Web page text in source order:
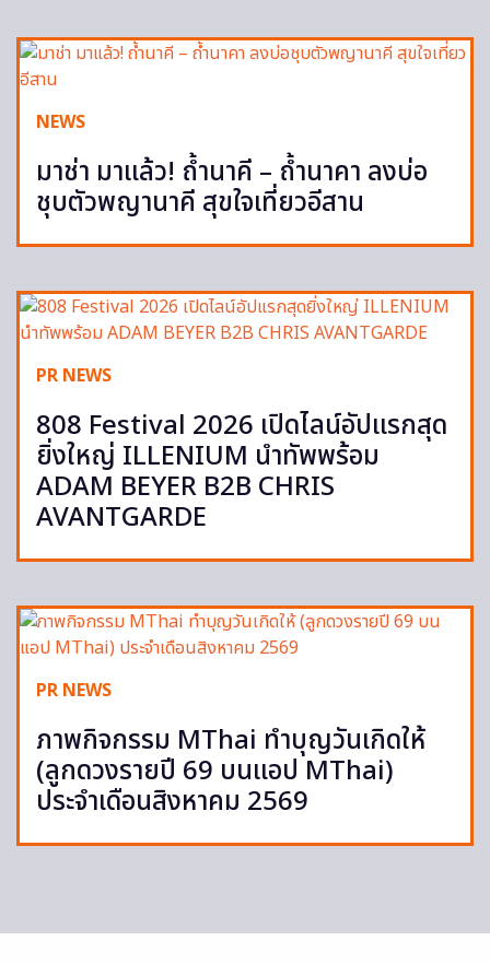
NEWS
มาช่า มาแล้ว! ถ้ำนาคี – ถ้ำนาคา ลงบ่อ
ชุบตัวพญานาคี สุขใจเที่ยวอีสาน
PR NEWS
808 Festival 2026 เปิดไลน์อัปแรกสุด
ยิ่งใหญ่ ILLENIUM นำทัพพร้อม
ADAM BEYER B2B CHRIS
AVANTGARDE
PR NEWS
ภาพกิจกรรม MThai ทำบุญวันเกิดให้
(ลูกดวงรายปี 69 บนแอป MThai)
ประจำเดือนสิงหาคม 2569